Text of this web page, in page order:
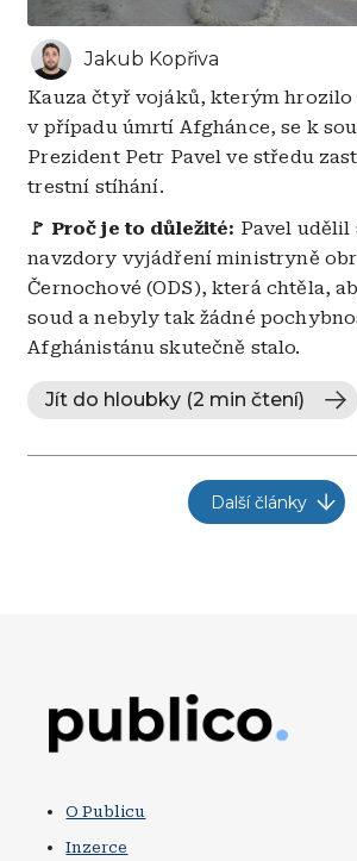
Jakub Kopřiva
Kauza čtyř vojáků, kterým hrozilo
v případu úmrtí Afghánce, se k
Prezident Petr Pavel ve středu
trestní stíhání.
🚩 Proč je to důležité: Pavel
navzdory vyjádření ministryně
Černochové (ODS), která chtěla,
soud a nebyly tak žádné
Afghánistánu skutečně stalo.
Jít do hloubky (2 min čtení)
Další články
O Publicu
Inzerce